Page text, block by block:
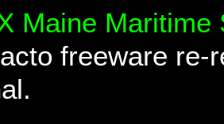
Maine
freeware re-